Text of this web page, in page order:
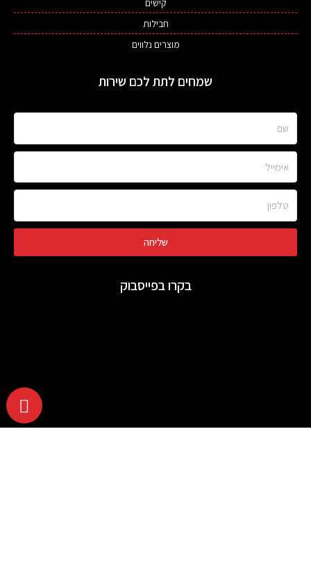
קישים
חבילות
מוצרים נלווים
שמחים לתת לכם שירות
שליחה
בקרו בפייסבוק